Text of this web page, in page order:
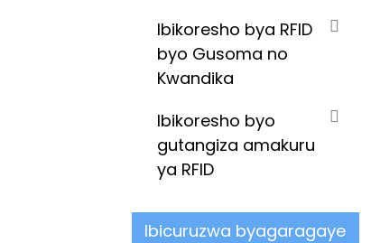
Ibikoresho bya RFID
byo Gusoma no
Kwandika
Ibikoresho byo
gutangiza amakuru
ya RFID
Ibicuruzwa byagaragaye